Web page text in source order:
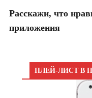
Расскажи, что
приложения
ПЛЕЙ-ЛИСТ В